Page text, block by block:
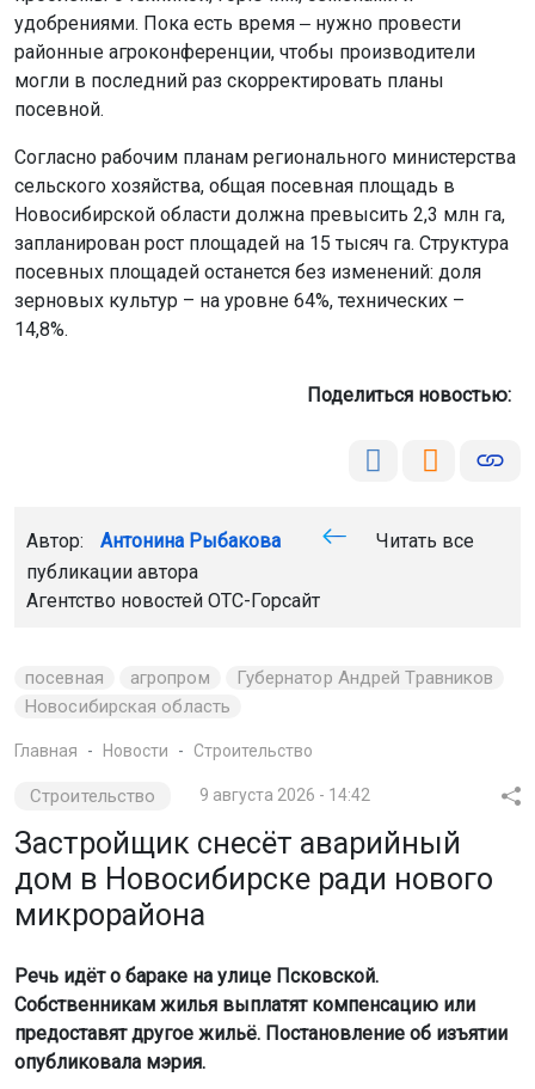
удобрениями. Пока есть время ‒ нужно провести
районные агроконференции, чтобы производители
могли в последний раз скорректировать планы
посевной.
Согласно рабочим планам регионального министерства
сельского хозяйства, общая посевная площадь в
Новосибирской области должна превысить 2,3 млн га,
запланирован рост площадей на 15 тысяч га. Структура
посевных площадей останется без изменений: доля
зерновых культур – на уровне 64%, технических –
14,8%.
Поделиться новостью:
Автор: Антонина Рыбакова
Читать все
публикации автора
Агентство новостей ОТС-Горсайт
посевная агропром
Губернатор Андрей Травников
Новосибирская область
Главная Новости Строительство
Строительство 9 августа 2026 - 14:42
Застройщик снесёт аварийный
дом в Новосибирске ради нового
микрорайона
Речь идёт о бараке на улице Псковской.
Собственникам жилья выплатят компенсацию или
предоставят другое жильё. Постановление об изъятии
опубликовала мэрия.